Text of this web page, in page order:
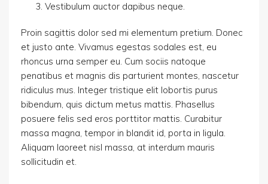
Vestibulum auctor dapibus neque.
Proin sagittis dolor sed mi elementum pretium. Donec
et justo ante. Vivamus egestas sodales est, eu
rhoncus urna semper eu. Cum sociis natoque
penatibus et magnis dis parturient montes, nascetur
ridiculus mus. Integer tristique elit lobortis purus
bibendum, quis dictum metus mattis. Phasellus
posuere felis sed eros porttitor mattis. Curabitur
massa magna, tempor in blandit id, porta in ligula.
Aliquam laoreet nisl massa, at interdum mauris
sollicitudin et.